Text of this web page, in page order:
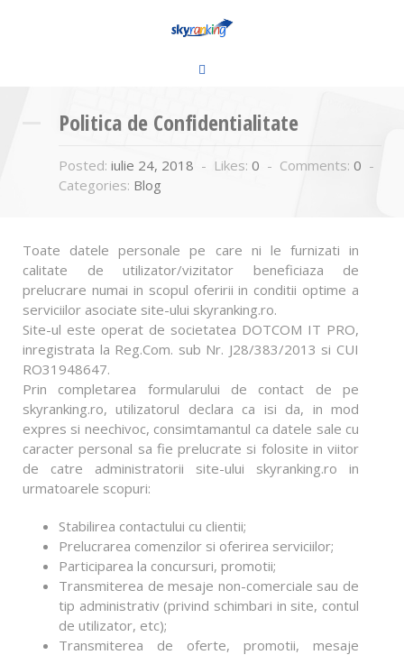
Politica de Confidentialitate
Posted: iulie 24, 2018 - Likes: 0 - Comments: 0 -
Categories: Blog
Toate datele personale pe care ni le furnizati in
calitate de utilizator/vizitator beneficiaza de
prelucrare numai in scopul oferirii in conditii optime a
serviciilor asociate site-ului skyranking.ro.
Site-ul este operat de societatea DOTCOM IT PRO,
inregistrata la Reg.Com. sub Nr. J28/383/2013 si CUI
RO31948647.
Prin completarea formularului de contact de pe
skyranking.ro, utilizatorul declara ca isi da, in mod
expres si neechivoc, consimtamantul ca datele sale cu
caracter personal sa fie prelucrate si folosite in viitor
de catre administratorii site-ului skyranking.ro in
urmatoarele scopuri:
Stabilirea contactului cu clientii;
Prelucrarea comenzilor si oferirea serviciilor;
Participarea la concursuri, promotii;
Transmiterea de mesaje non-comerciale sau de
tip administrativ (privind schimbari in site, contul
de utilizator, etc);
Transmiterea de oferte, promotii, mesaje